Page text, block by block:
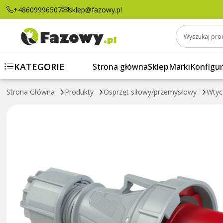
+48609996507 sklep@fazowy.pl
Wyszukaj
KATEGORIE Strona głównaSklepMarki
Strona Główna Produkty Osprzęt siłowy/przemysłowy